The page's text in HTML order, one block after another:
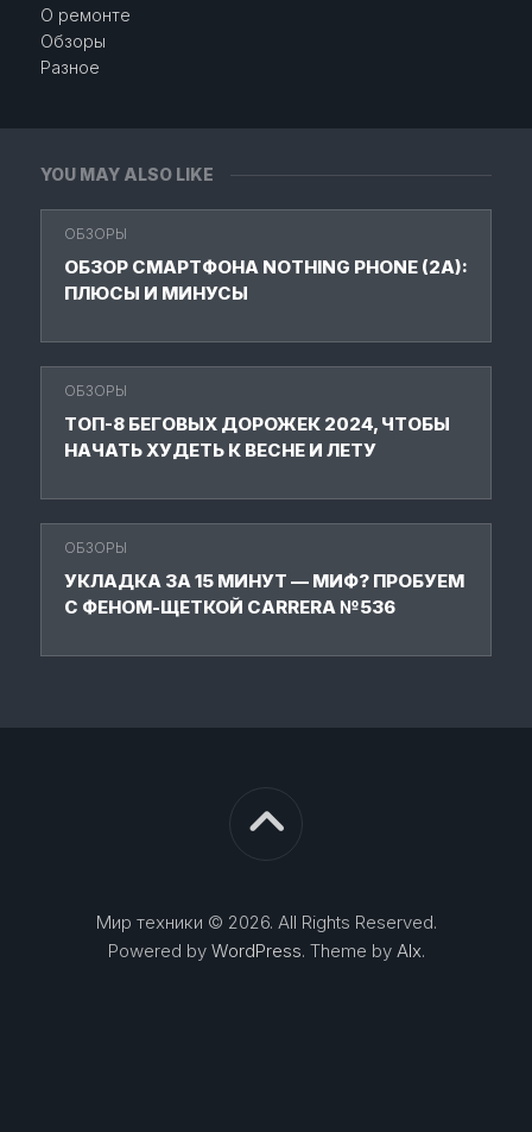
YOU MAY ALSO LIKE
ОБЗОРЫ
ОБЗОР СМАРТФОНА NOTHING PHONE (2A):
ПЛЮСЫ И МИНУСЫ
ОБЗОРЫ
ТОП-8 БЕГОВЫХ ДОРОЖЕК 2024, ЧТОБЫ
НАЧАТЬ ХУДЕТЬ К ВЕСНЕ И ЛЕТУ
ОБЗОРЫ
УКЛАДКА ЗА 15 МИНУТ — МИФ? ПРОБУЕМ
С ФЕНОМ-ЩЕТКОЙ CARRERA №536
О ремонте
Обзоры
Разное
Мир техники © 2026. All Rights Reserved.
Powered by WordPress. Theme by Alx.